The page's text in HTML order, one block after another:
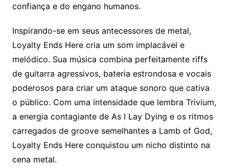
confiança e do engano humanos.
Inspirando-se em seus antecessores de metal,
Loyalty Ends Here cria um som implacável e
melódico. Sua música combina perfeitamente riffs
de guitarra agressivos, bateria estrondosa e vocais
poderosos para criar um ataque sonoro que cativa
o público. Com uma intensidade que lembra Trivium,
a energia contagiante de As I Lay Dying e os ritmos
carregados de groove semelhantes a Lamb of God,
Loyalty Ends Here conquistou um nicho distinto na
cena metal.